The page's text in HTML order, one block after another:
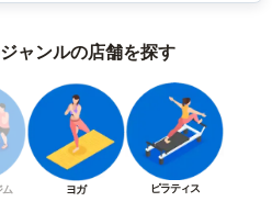
ャンルの店舗を探す
ヨガ ピラティス